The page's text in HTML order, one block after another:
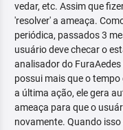
vedar, etc. Assim que
'resolver' a ameaça.
periódica, passados 3
usuário deve checar o
analisador do
possui mais que o
a última ação, ele gera
ameaça para que o
novamente. Quando